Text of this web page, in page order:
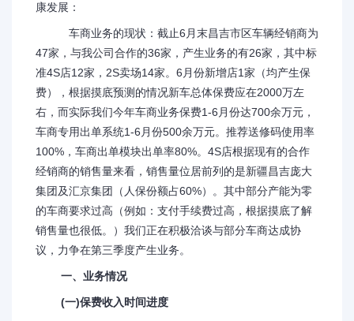
康发展：
车商业务的现状：截止6月末昌吉市区车辆经销商为
47家，与我公司合作的36家，产生业务的有26家，其中标
准4S店12家，2S卖场14家。6月份新增店1家（均产生保
费），根据摸底预测的情况新车总体保费应在2000万左
右，而实际我们今年车商业务保费1-6月份达700余万元，
车商专用出单系统1-6月份500余万元。推荐送修码使用率
100%，车商出单模块出单率80%。4S店根据现有的合作
经销商的销售量来看，销售量位居前列的是新疆昌吉庞大
集团及汇京集团（人保份额占60%）。其中部分产能为零
的车商要求过高（例如：支付手续费过高，根据摸底了解
销售量也很低。）我们正在积极洽谈与部分车商达成协
议，力争在第三季度产生业务。
一、业务情况
(一)保费收入时间进度